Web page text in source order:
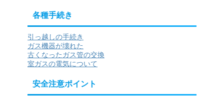
各種手続き
引っ越しの手続き
ガス機器が壊れた
古くなったガス管の交換
室ガスの電気について
安全注意ポイント